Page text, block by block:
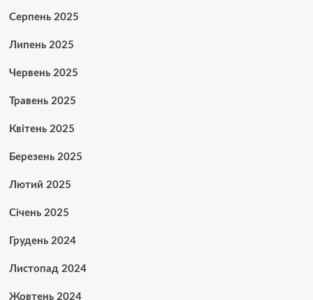
Серпень 2025
Липень 2025
Червень 2025
Травень 2025
Квітень 2025
Березень 2025
Лютий 2025
Січень 2025
Грудень 2024
Листопад 2024
Жовтень 2024